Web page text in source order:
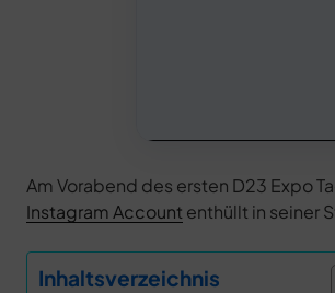
Am Vorabend des ersten D23 Expo
Instagram Account enthüllt in seiner
Inhaltsverzeichnis